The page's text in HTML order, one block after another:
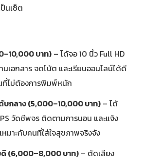
นเซ็ต
บาท) – ได้จอ 10 นิ้ว Full HD
เอกสาร จดโน้ต และเรียนออนไลน์ได้ดี
ที่ไม่ต้องการพิมพ์หนัก
บกลาง (5,000–10,000 บาท) – ได้
วัดชีพจร ติดตามการนอน และแจ้ง
มาะกับคนที่ใส่ใจสุขภาพจริงจัง
ดี (6,000–8,000 บาท) – ตัดเสียง